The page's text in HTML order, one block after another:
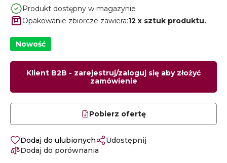
Produkt dostępny w magazynie
Opakowanie zbiorcze zawiera:12 x sztuk produktu.
Nowość
Klient B2B - zarejestruj/zaloguj się aby złożyć
zamówienie
Pobierz ofertę
Dodaj do ulubionych
Udostępnij
Dodaj do porównania